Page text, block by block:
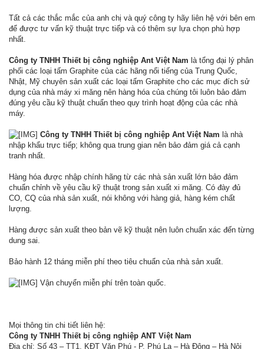
Tất cả các thắc mắc của anh chị và quý công ty hãy liên hệ với bên em
để được tư vấn kỹ thuật trực tiếp và có thêm sự lựa chọn phù hợp
nhất.
Công ty TNHH Thiết bị công nghiệp Ant Việt Nam là tổng đại lý phân
phối các loại tấm Graphite của các hãng nổi tiếng của Trung Quốc,
Nhật, Mỹ chuyên sản xuất các loại tấm Graphite cho các mục đích sử
dụng của nhà máy xi măng nên hàng hóa của chúng tôi luôn bảo đảm
đúng yêu cầu kỹ thuật chuẩn theo quy trình hoạt động của các nhà
máy.
Công ty TNHH Thiết bị công nghiệp Ant Việt Nam là nhà
nhập khẩu trực tiếp; không qua trung gian nên bảo đảm giá cả cạnh
tranh nhất.
Hàng hóa được nhập chính hãng từ các nhà sản xuất lớn bảo đảm
chuẩn chỉnh về yêu cầu kỹ thuật trong sản xuất xi măng. Có đày đủ
CO, CQ của nhà sản xuất, nói không với hàng giả, hàng kém chất
lượng.
Hàng được sản xuất theo bản vẽ kỹ thuật nên luôn chuẩn xác đến từng
dung sai.
Bảo hành 12 tháng miễn phí theo tiêu chuẩn của nhà sản xuất.
Vận chuyển miễn phí trên toàn quốc.
Mọi thông tin chi tiết liên hệ:
Công ty TNHH Thiết bị công nghiệp ANT Việt Nam
Địa chỉ: Số 43 – TT1, KĐT Văn Phú - P. Phú La – Hà Đông – Hà Nội